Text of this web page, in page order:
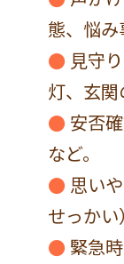
態、悩み
● 見守
灯、玄関
● 安否
など。
● 思い
せっかい
● 緊急